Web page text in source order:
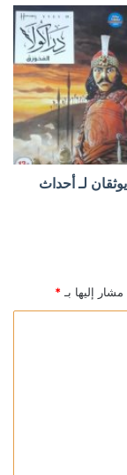
لـ أحداث
إليها بـ *